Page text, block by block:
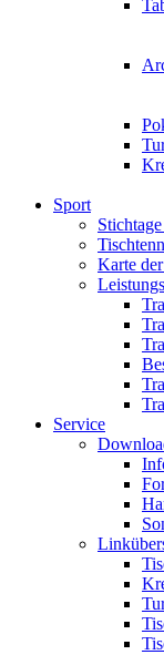
Sport
Karte
Service